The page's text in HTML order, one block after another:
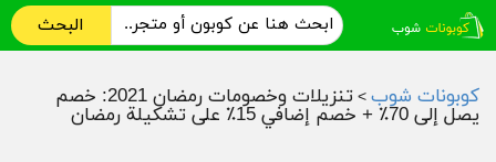
البحث
كوبونات شوب > تنزيلات وخصومات رمضان 2021: خصم
يصل إلى 70٪ + خصم إضافي 15٪ على تشكيلة رمضان